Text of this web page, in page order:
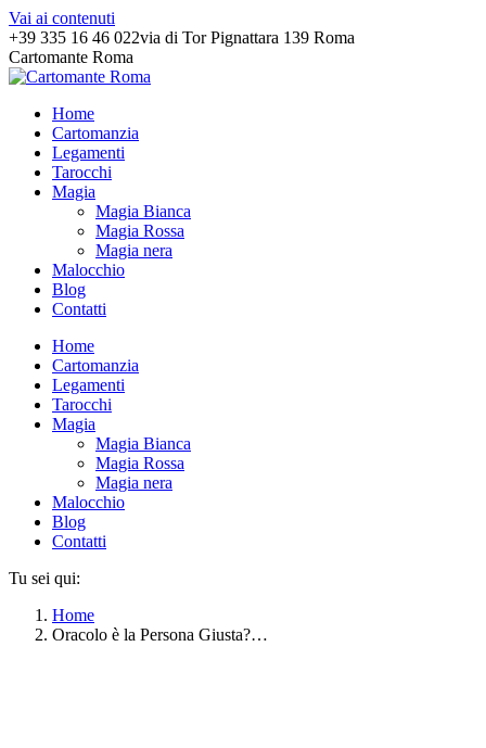
Vai ai contenuti
+39 335 16 46 022via di Tor Pignattara 139 Roma
Cartomante Roma
Home
Cartomanzia
Legamenti
Tarocchi
Magia
Magia Bianca
Magia Rossa
Magia nera
Malocchio
Blog
Contatti
Home
Cartomanzia
Legamenti
Tarocchi
Magia
Magia Bianca
Magia Rossa
Magia nera
Malocchio
Blog
Contatti
Tu sei qui:
Home
Oracolo è la Persona Giusta?…